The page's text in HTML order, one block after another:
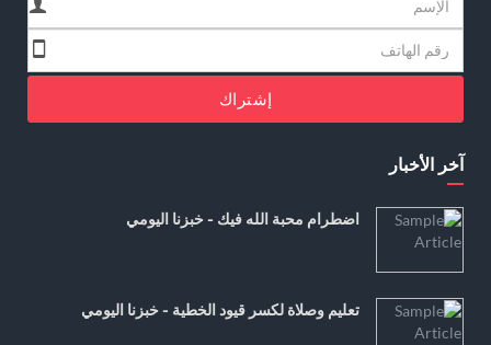
إشتراك
آخر الأخبار
اضطرام محبة الله فيك - خبزنا اليومي
تعليم وصلاة لكسر قيود الخطية - خبزنا اليومي